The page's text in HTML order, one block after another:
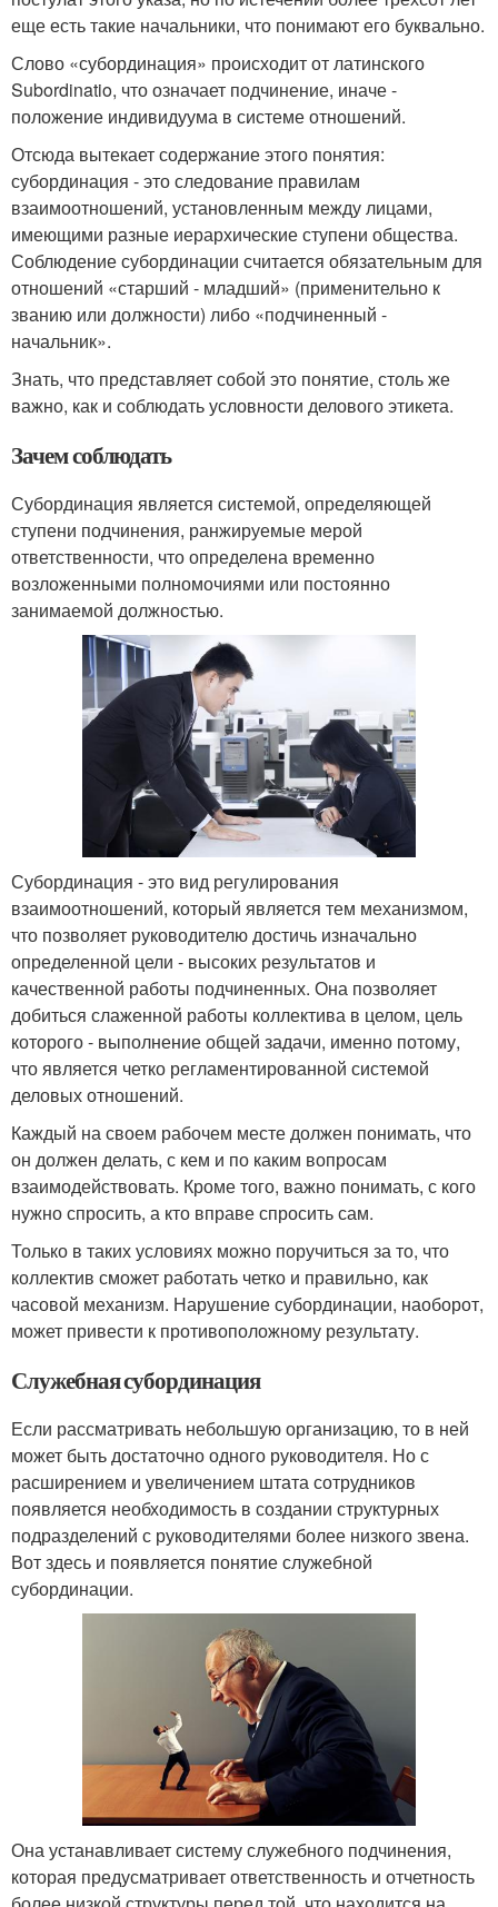
еще есть такие начальники, что понимают его буквально.
Слово «субординация» происходит от латинского
Subordinatio, что означает подчинение, иначе -
положение индивидуума в системе отношений.
Отсюда вытекает содержание этого понятия:
субординация - это следование правилам
взаимоотношений, установленным между лицами,
имеющими разные иерархические ступени общества.
Соблюдение субординации считается обязательным для
отношений «старший - младший» (применительно к
званию или должности) либо «подчиненный -
начальник».
Знать, что представляет собой это понятие, столь же
важно, как и соблюдать условности делового этикета.
Зачем соблюдать
Субординация является системой, определяющей
ступени подчинения, ранжируемые мерой
ответственности, что определена временно
возложенными полномочиями или постоянно
занимаемой должностью.
Субординация - это вид регулирования
взаимоотношений, который является тем механизмом,
что позволяет руководителю достичь изначально
определенной цели - высоких результатов и
качественной работы подчиненных. Она позволяет
добиться слаженной работы коллектива в целом, цель
которого - выполнение общей задачи, именно потому,
что является четко регламентированной системой
деловых отношений.
Каждый на своем рабочем месте должен понимать, что
он должен делать, с кем и по каким вопросам
взаимодействовать. Кроме того, важно понимать, с кого
нужно спросить, а кто вправе спросить сам.
Только в таких условиях можно поручиться за то, что
коллектив сможет работать четко и правильно, как
часовой механизм. Нарушение субординации, наоборот,
может привести к противоположному результату.
Служебная субординация
Если рассматривать небольшую организацию, то в ней
может быть достаточно одного руководителя. Но с
расширением и увеличением штата сотрудников
появляется необходимость в создании структурных
подразделений с руководителями более низкого звена.
Вот здесь и появляется понятие служебной
субординации.
Она устанавливает систему служебного подчинения,
которая предусматривает ответственность и отчетность